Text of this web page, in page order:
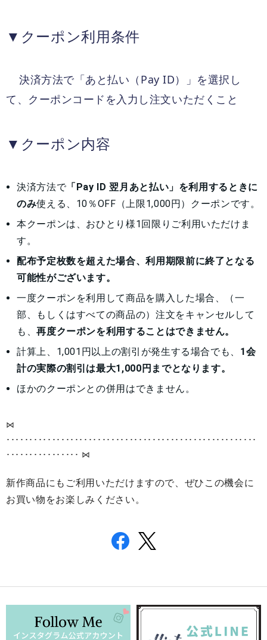
▼ クーポン利用条件
決済方法で「あと払い（ Pay ID ）」を選択し
て、クーポンコードを入力し注文いただくこと
▼ クーポン内容
決済方法で「Pay ID 翌月あと払い」を利用するときに
のみ使える、10％OFF（上限1,000円）クーポンです。
本クーポンは、おひとり様1回限りご利用いただけま
す。
配布予定枚数を超えた場合、利用期限前に終了となる
可能性がございます。
一度クーポンを利用して商品を購入した場合、（一
部、もしくはすべての商品の）注文をキャンセルして
も、再度クーポンを利用することはできません。
計算上、1,001円以上の割引が発生する場合でも、 1会
計の実際の割引は最大1,000円までとなります。
ほかのクーポンとの併用はできません。
⋈
･････････････････････････ ･････････････････････････ ･････
････････････････ ⋈
新作商品にもご利用いただけますので、ぜひこの機会に
お買い物をお楽しみください。